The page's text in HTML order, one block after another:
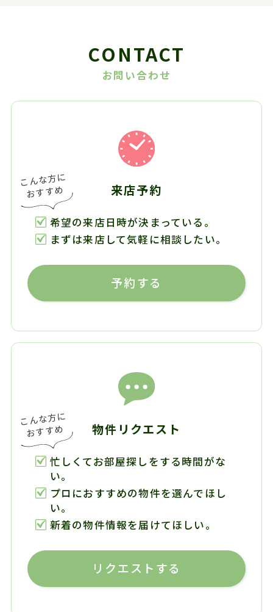
CONTACT
お問い合わせ
来店予約
希望の来店日時が決まっている。
まずは来店して気軽に相談したい。
予約する
物件リクエスト
忙しくてお部屋探しをする時間がな
い。
プロにおすすめの物件を選んでほし
い。
新着の物件情報を届けてほしい。
リクエストする